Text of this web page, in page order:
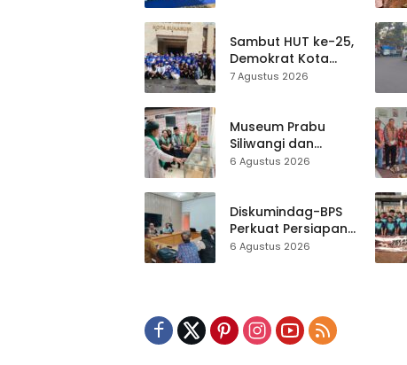
Sambut HUT ke-25,
Demokrat Kota
Sukabumi
ASRI Lewat Aksi
Bersih Masjid
Agung
7 Agustus 2026
Museum Prabu
Siliwangi dan
Museum Keramik
Hampir 500 Koleksi
Dipisahkan
6 Agustus 2026
Diskumindag-BPS
Perkuat Persiapan
Sensus Ekonomi,
6 Agustus 2026